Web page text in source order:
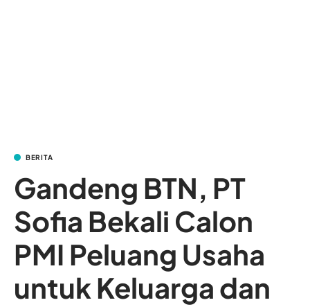
BERITA
Gandeng BTN, PT
Sofia Bekali Calon
PMI Peluang Usaha
untuk Keluarga dan